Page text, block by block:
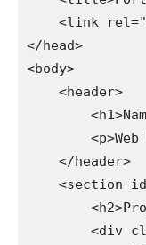
<link
</head>
<body>
    <header>
<p>Web
    </header>
<section
<div